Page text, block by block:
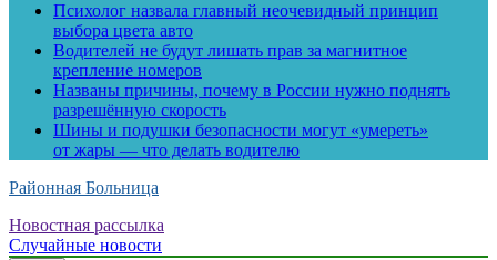
Психолог назвала главный неочевидный принцип
выбора цвета авто
Водителей не будут лишать прав за магнитное
крепление номеров
Названы причины, почему в России нужно поднять
разрешённую скорость
Шины и подушки безопасности могут «умереть»
от жары — что делать водителю
Районная Больница
Новостная рассылка
Случайные новости